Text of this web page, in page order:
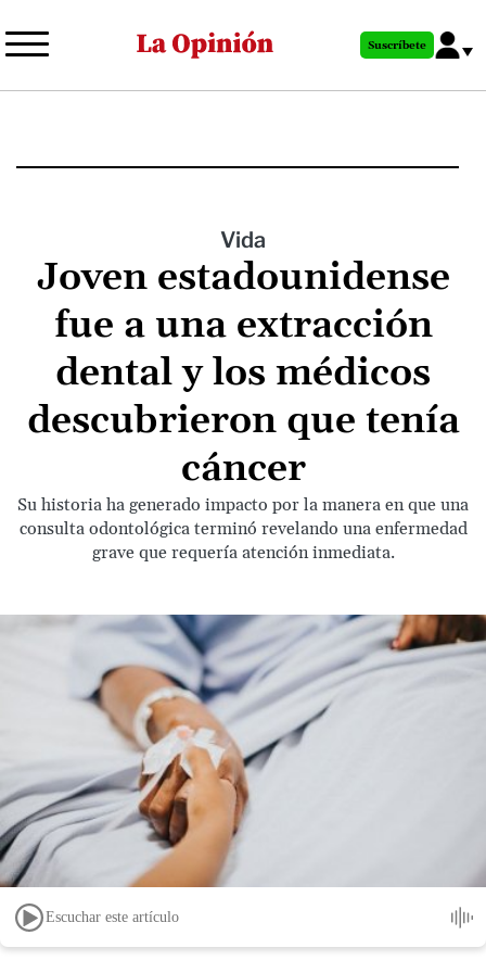
al
principal
Suscríbete
Vida
Joven estadounidense
fue a una extracción
dental y los médicos
descubrieron que tenía
cáncer
Su historia ha generado impacto por la manera en que una
consulta odontológica terminó revelando una enfermedad
grave que requería atención inmediata.
Escuchar este artículo